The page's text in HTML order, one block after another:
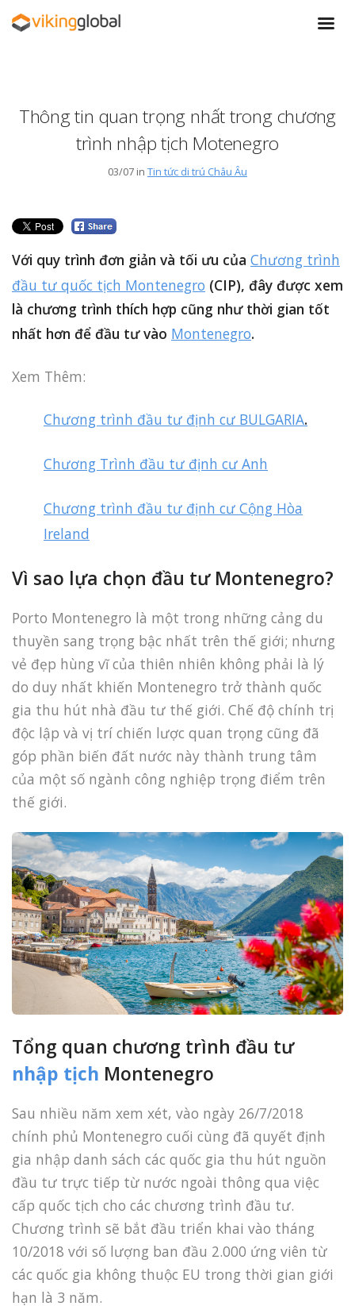
Thông tin quan trọng nhất trong chương
trình nhập tịch Motenegro
03/07 in Tin tức di trú Châu Âu
Với quy trình đơn giản và tối ưu của Chương trình
đầu tư quốc tịch Montenegro (CIP), đây được xem
là chương trình thích hợp cũng như thời gian tốt
nhất hơn để đầu tư vào Montenegro.
Xem Thêm:
Chương trình đầu tư định cư BULGARIA.
Chương Trình đầu tư định cư Anh
Chương trình đầu tư định cư Cộng Hòa
Ireland
Vì sao lựa chọn đầu tư Montenegro?
Porto Montenegro là một trong những cảng du
thuyền sang trọng bậc nhất trên thế giới; nhưng
vẻ đẹp hùng vĩ của thiên nhiên không phải là lý
do duy nhất khiến Montenegro trở thành quốc
gia thu hút nhà đầu tư thế giới. Chế độ chính trị
độc lập và vị trí chiến lược quan trọng cũng đã
góp phần biến đất nước này thành trung tâm
của một số ngành công nghiệp trọng điểm trên
thế giới.
Tổng quan chương trình đầu tư
nhập tịch Montenegro
Sau nhiều năm xem xét, vào ngày 26/7/2018
chính phủ Montenegro cuối cùng đã quyết định
gia nhập danh sách các quốc gia thu hút nguồn
đầu tư trực tiếp từ nước ngoài thông qua việc
cấp quốc tịch cho các chương trình đầu tư.
Chương trình sẽ bắt đầu triển khai vào tháng
10/2018 với số lượng ban đầu 2.000 ứng viên từ
các quốc gia không thuộc EU trong thời gian giới
hạn là 3 năm.